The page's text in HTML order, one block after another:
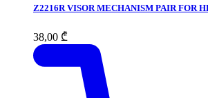
Z2216R VISOR MECHANISM PAIR FOR
38,00 ₾